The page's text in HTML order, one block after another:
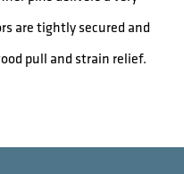
are tightly secured and
pull and strain relief.